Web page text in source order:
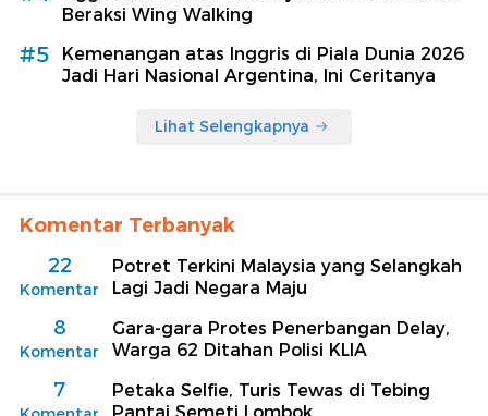
Beraksi Wing Walking
#5
Kemenangan atas Inggris di Piala Dunia 2026
Jadi Hari Nasional Argentina, Ini Ceritanya
Lihat Selengkapnya
Komentar Terbanyak
22
Komentar
Potret Terkini Malaysia yang Selangkah
Lagi Jadi Negara Maju
8
Komentar
Gara-gara Protes Penerbangan Delay,
Warga 62 Ditahan Polisi KLIA
7
Petaka Selfie, Turis Tewas di Tebing